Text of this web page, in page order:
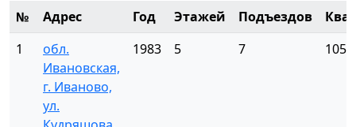
№ Адрес Год Этажей Подъездов
1
обл.
Ивановская,
г. Иваново,
ул.
1983 5 7 105